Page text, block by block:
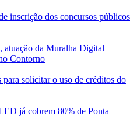
inscrição dos concursos públicos
atuação da Muralha Digital
Contorno
solicitar o uso de créditos do
já cobrem 80% de Ponta